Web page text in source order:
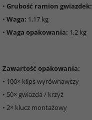
• Grubość ramion gwiazdek:
• Waga: 1,17 kg
• Waga opakowania: 1,2 kg
Zawartość opakowania:
• 100× klips wyrównawczy
• 50× gwiazda / krzyż
• 2× klucz montażowy